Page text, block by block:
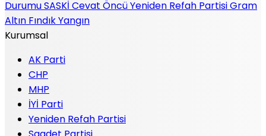
DurumuSASKİ Cevat ÖncüYeniden Refah PartisiGram
Altın FındıkYangın
Kurumsal
AK Parti
CHP
MHP
İYİ Parti
Yeniden Refah Partisi